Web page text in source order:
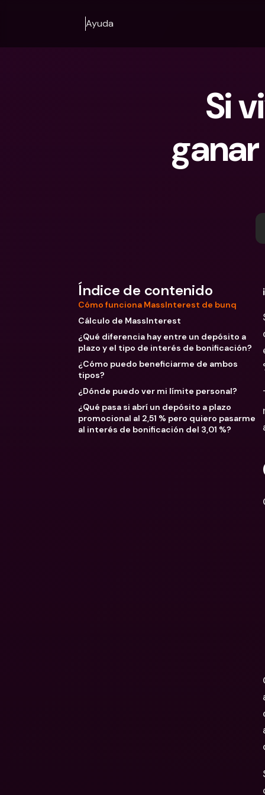
Ayuda
Si
Índice de contenido
Cómo funciona MassInterest de bunq
Cálculo de MassInterest
¿Qué diferencia hay entre un depósito a
plazo y el tipo de interés de bonificación?
¿Cómo puedo beneficiarme de ambos
tipos?
¿Dónde puedo ver mi límite personal?
¿Qué pasa si abrí un depósito a plazo
promocional al 2,51 % pero quiero pasarme
al interés de bonificación del 3,01 %?